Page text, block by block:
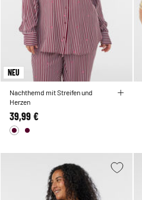
NEU
Nachthemd mit Streifen und
Herzen
39,99 €